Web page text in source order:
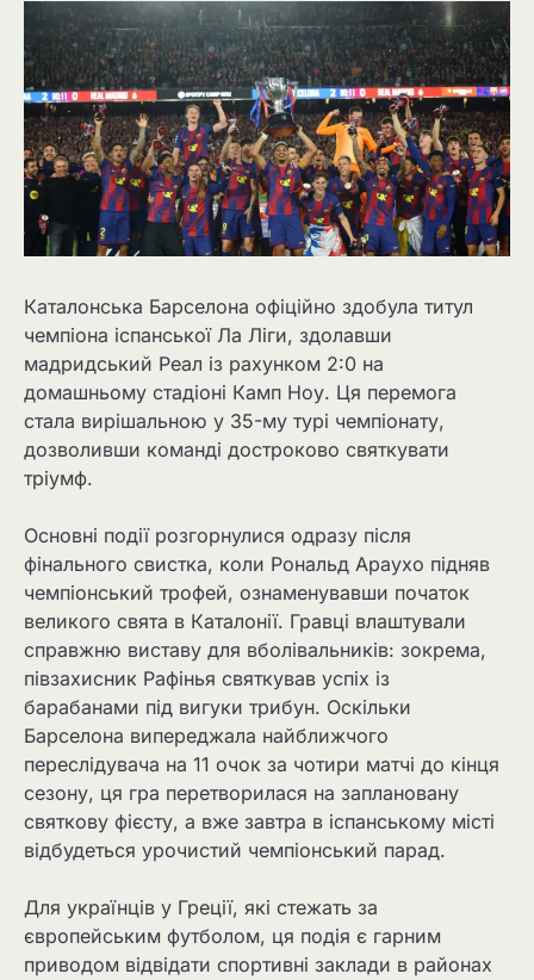
Каталонська Барселона офіційно здобула титул
чемпіона іспанської Ла Ліги, здолавши
мадридський Реал із рахунком 2:0 на
домашньому стадіоні Камп Ноу. Ця перемога
стала вирішальною у 35-му турі чемпіонату,
дозволивши команді достроково святкувати
тріумф.
Основні події розгорнулися одразу після
фінального свистка, коли Рональд Араухо підняв
чемпіонський трофей, ознаменувавши початок
великого свята в Каталонії. Гравці влаштували
справжню виставу для вболівальників: зокрема,
півзахисник Рафінья святкував успіх із
барабанами під вигуки трибун. Оскільки
Барселона випереджала найближчого
переслідувача на 11 очок за чотири матчі до кінця
сезону, ця гра перетворилася на заплановану
святкову фієсту, а вже завтра в іспанському місті
відбудеться урочистий чемпіонський парад.
Для українців у Греції, які стежать за
європейським футболом, ця подія є гарним
приводом відвідати спортивні заклади в районах